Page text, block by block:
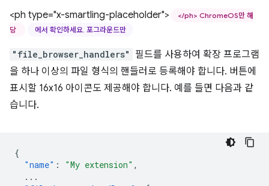
<ph type="x-smartling-placeholder">
</ph> ChromeOS만 해
당
에서 확인하세요. 포그라운드만
"file_browser_handlers"
필드를 사용하여 확장 프로그램
을 하나 이상의 파일 형식의 핸들러로 등록해야 합니다. 버튼에
표시할 16x16 아이콘도 제공해야 합니다. 예를 들면 다음과 같
습니다.
{
"name" : "My extension" ,
...